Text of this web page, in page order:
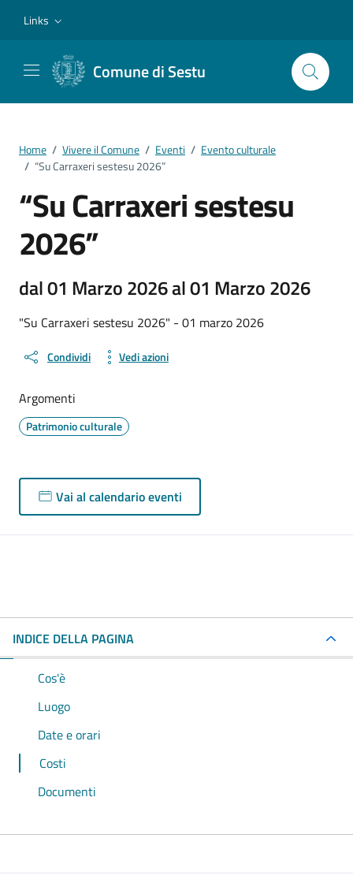
Links
Comune di Sestu
Home / Vivere il Comune / Eventi / Evento culturale
/ “Su Carraxeri sestesu 2026”
“Su Carraxeri sestesu
2026”
dal 01 Marzo 2026 al 01 Marzo 2026
"Su Carraxeri sestesu 2026" - 01 marzo 2026
Condividi Vedi azioni
Argomenti
Patrimonio culturale
Vai al calendario eventi
INDICE DELLA PAGINA
Cos'è
Luogo
Date e orari
Costi
Documenti